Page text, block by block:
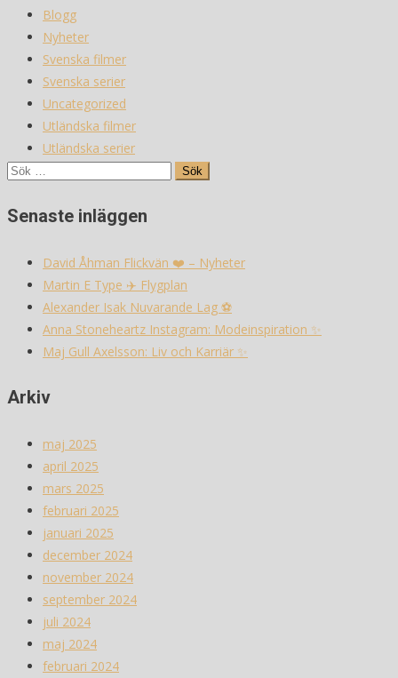
Blogg
Nyheter
Svenska filmer
Svenska serier
Uncategorized
Utländska filmer
Utländska serier
Sök
Senaste inläggen
David Åhman Flickvän ❤️ – Nyheter
Martin E Type ✈️ Flygplan
Alexander Isak Nuvarande Lag ⚽️
Anna Stoneheartz Instagram: Modeinspiration ✨
Maj Gull Axelsson: Liv och Karriär ✨
Arkiv
maj 2025
april 2025
mars 2025
februari 2025
januari 2025
december 2024
november 2024
september 2024
juli 2024
maj 2024
februari 2024